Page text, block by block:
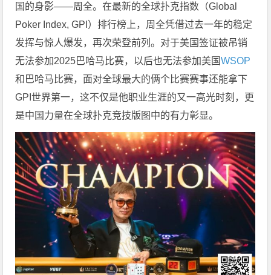
国的身影——周全。在最新的全球扑克指数（Global
Poker Index, GPI）排行榜上，周全凭借过去一年的稳定
发挥与惊人爆发，再次荣登前列。对于美国签证被吊销
无法参加2025巴哈马比赛，以后也无法参加美国WSOP
和巴哈马比赛，面对全球最大的俩个比赛赛事还能拿下
GPI世界第一，这不仅是他职业生涯的又一高光时刻，更
是中国力量在全球扑克竞技版图中的有力彰显。